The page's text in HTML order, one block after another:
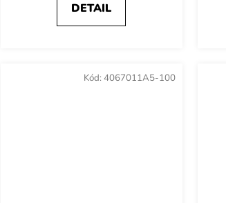
DETAIL
Kód: 4067011A5-100